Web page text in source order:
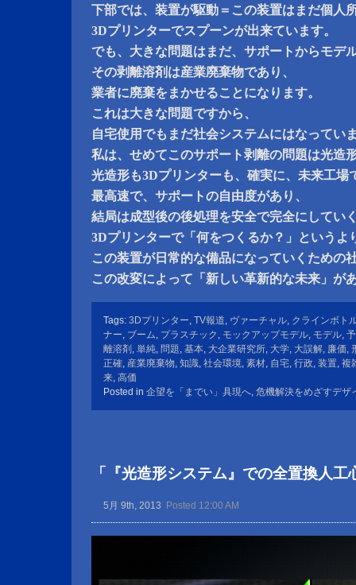
下部では、装置が駆動＝この装置はまだ個人
3Dプリンターでスプーンが出来ています。
でも、大きな問題はまだ、サポートからモデ
その剥離溶剤は産業廃棄物であり、
業者に廃棄をまかせることになります。
これは大きな問題ですから、
自宅使用でもまだ社会システムにはなってい
私は、せめてこのサポート剥離の問題は光造
光造形も3Dプリンターも、確実に、未来工場
最高速で、サポートの自由度があり、
結局は成型後の後処理を安全で完全にしてい
3Dプリンターで「何をつくるか？」というよ
この装置が日常的な備品になっていくための
この改変によって「新しい革新的な未来」が
Tags: 3Dプリンター, TV報道, ヴァーチャル, クラインボト
ナー, ブーム, プラスチック , モックアップモデル, モデル,
離溶剤 , 単純, 問題, 基本, 大企業研究所, 大学, 大誤解, 廉価,
正確, 産業廃棄物, 知識, 社会環境, 素材, 自宅, 行政, 装置, 複
来, 高価
Posted in 企望を「までい」具現へ, 危機解決をめざすデザ
「『光造形システム』での全置換人
5月 9th, 2013 Posted 12:00 AM